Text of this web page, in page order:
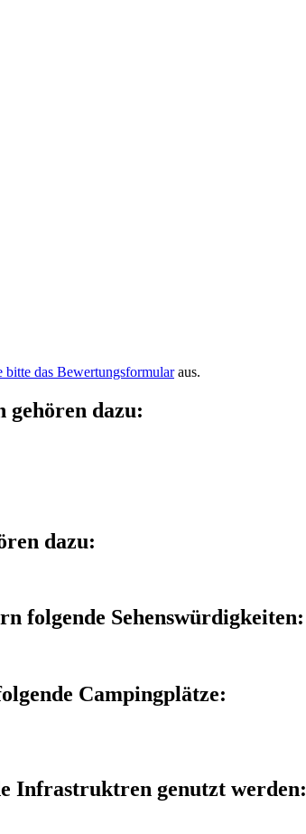
bitte das Bewertungsformularaus.
gehören dazu:
dazu:
folgende Sehenswürdigkeiten:
Campingplätze:
Infrastruktren genutzt werden: